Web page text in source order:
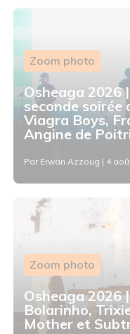
Zoom photo
Osheaga 2026
seconde soirée
Viagra Boys,
Angine de
Par Erwan Azzoug | 4
Zoom photo
Osheaga 2026
Bolarinho,
Mother et